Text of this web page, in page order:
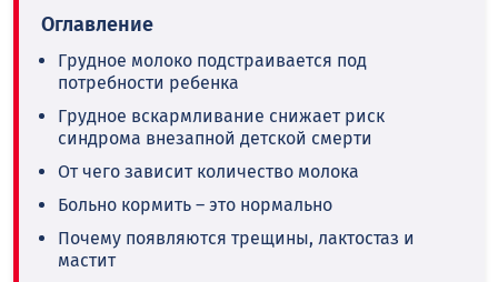
Грудное молоко подстраивается под
потребности ребенка
Грудное вскармливание снижает риск
синдрома внезапной детской смерти
От чего зависит количество молока
Больно кормить – это нормально
Почему появляются трещины, лактостаз и
мастит